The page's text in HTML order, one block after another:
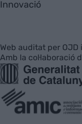
Innovació
Web auditat per
Amb la col·laboració